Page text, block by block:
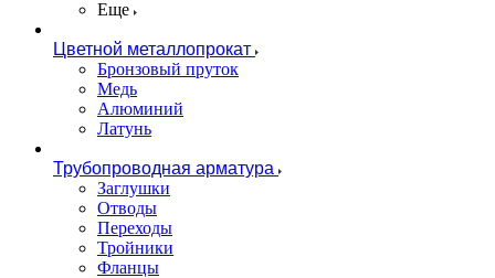
Еще
Цветной металлопрокат
Бронзовый пруток
Медь
Алюминий
Латунь
Трубопроводная арматура
Заглушки
Отводы
Переходы
Тройники
Фланцы